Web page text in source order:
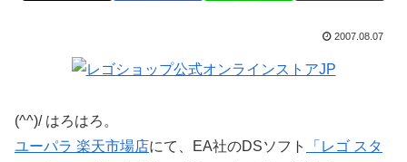
2007.08.07
(^^)/ はろはろ。
ユーパラ 楽天市場店にて、EA社のDSソフト
「レゴ スタ